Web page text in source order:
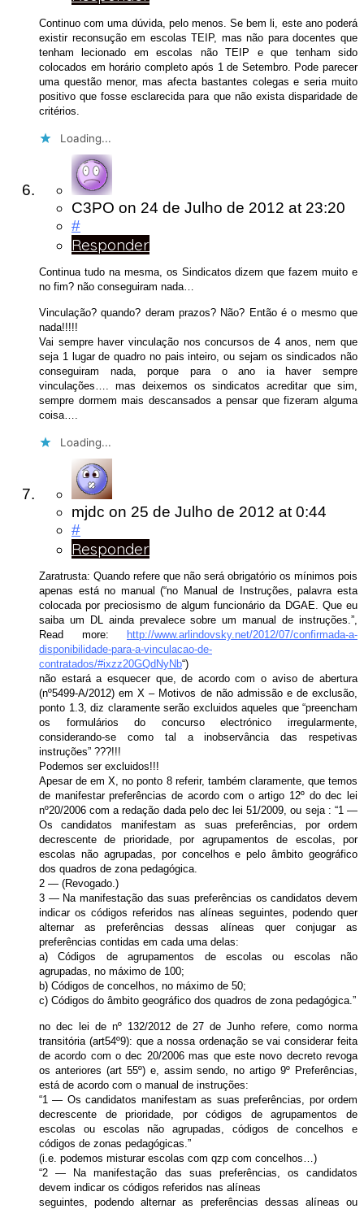
Continuo com uma dúvida, pelo menos. Se bem li, este ano poderá
existir reconsução em escolas TEIP, mas não para docentes que
tenham lecionado em escolas não TEIP e que tenham sido
colocados em horário completo após 1 de Setembro. Pode parecer
uma questão menor, mas afecta bastantes colegas e seria muito
positivo que fosse esclarecida para que não exista disparidade de
critérios.
Loading...
C3PO on 24 de Julho de 2012 at 23:20
#
Responder
Continua tudo na mesma, os Sindicatos dizem que fazem muito e
no fim? não conseguiram nada…
Vinculação? quando? deram prazos? Não? Então é o mesmo que
nada!!!!!
Vai sempre haver vinculação nos concursos de 4 anos, nem que
seja 1 lugar de quadro no pais inteiro, ou sejam os sindicados não
conseguiram nada, porque para o ano ia haver sempre
vinculações…. mas deixemos os sindicatos acreditar que sim,
sempre dormem mais descansados a pensar que fizeram alguma
coisa….
Loading...
mjdc on 25 de Julho de 2012 at 0:44
#
Responder
Zaratrusta: Quando refere que não será obrigatório os mínimos pois
apenas está no manual (“no Manual de Instruções, palavra esta
colocada por preciosismo de algum funcionário da DGAE. Que eu
saiba um DL ainda prevalece sobre um manual de instruções.”,
Read more:
http://www.arlindovsky.net/2012/07/confirmada-a-
disponibilidade-para-a-vinculacao-de-
contratados/#ixzz20GQdNyNb“)
não estará a esquecer que, de acordo com o aviso de abertura
(nº5499-A/2012) em X – Motivos de não admissão e de exclusão,
ponto 1.3, diz claramente serão excluidos aqueles que “preencham
os formulários do concurso electrónico irregularmente,
considerando-se como tal a inobservância das respetivas
instruções” ???!!!
Podemos ser excluidos!!!
Apesar de em X, no ponto 8 referir, também claramente, que temos
de manifestar preferências de acordo com o artigo 12º do dec lei
nº20/2006 com a redação dada pelo dec lei 51/2009, ou seja : “1 —
Os candidatos manifestam as suas preferências, por ordem
decrescente de prioridade, por agrupamentos de escolas, por
escolas não agrupadas, por concelhos e pelo âmbito geográfico
dos quadros de zona pedagógica.
2 — (Revogado.)
3 — Na manifestação das suas preferências os candidatos devem
indicar os códigos referidos nas alíneas seguintes, podendo quer
alternar as preferências dessas alíneas quer conjugar as
preferências contidas em cada uma delas:
a) Códigos de agrupamentos de escolas ou escolas não
agrupadas, no máximo de 100;
b) Códigos de concelhos, no máximo de 50;
c) Códigos do âmbito geográfico dos quadros de zona pedagógica.”
no dec lei de nº 132/2012 de 27 de Junho refere, como norma
transitória (art54º9): que a nossa ordenação se vai considerar feita
de acordo com o dec 20/2006 mas que este novo decreto revoga
os anteriores (art 55º) e, assim sendo, no artigo 9º Preferências,
está de acordo com o manual de instruções:
“1 — Os candidatos manifestam as suas preferências, por ordem
decrescente de prioridade, por códigos de agrupamentos de
escolas ou escolas não agrupadas, códigos de concelhos e
códigos de zonas pedagógicas.”
(i.e. podemos misturar escolas com qzp com concelhos…)
“2 — Na manifestação das suas preferências, os candidatos
devem indicar os códigos referidos nas alíneas
seguintes, podendo alternar as preferências dessas alíneas ou